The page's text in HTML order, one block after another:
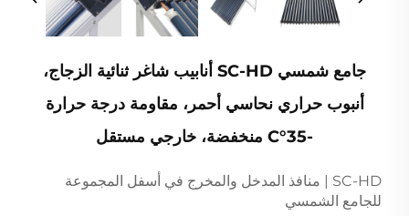
جامع شمسي SC-HD أنابيب شاغر ثنائية الزجاج،
أنبوب حراري نحاسي أحمر، مقاومة درجة حرارة
-35°C منخفضة، خارجي مستقل
SC-HD | منافذ المدخل والمخرج في أسفل المجموعة
للجامع الشمسي